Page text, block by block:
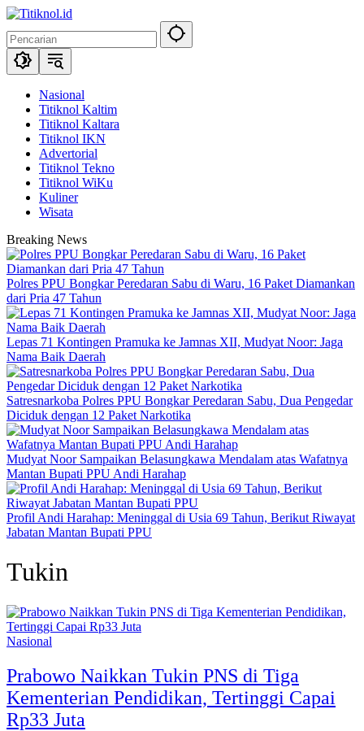
Langsung
konten
Nasional
Titiknol Kaltim
Titiknol Kaltara
Titiknol IKN
Advertorial
Titiknol Tekno
Titiknol WiKu
Kuliner
Wisata
Breaking News
Polres PPU Bongkar Peredaran Sabu di Waru, 16 Paket Diamankan
dari Pria 47 Tahun
Lepas 71 Kontingen Pramuka ke Jamnas XII, Mudyat Noor: Jaga
Nama Baik Daerah
Satresnarkoba Polres PPU Bongkar Peredaran Sabu, Dua Pengedar
Diciduk dengan 12 Paket Narkotika
Mudyat Noor Sampaikan Belasungkawa Mendalam atas Wafatnya
Mantan Bupati PPU Andi Harahap
Profil Andi Harahap: Meninggal di Usia 69 Tahun, Berikut Riwayat
Jabatan Mantan Bupati PPU
Tukin
Nasional
Prabowo Naikkan Tukin PNS di Tiga
Kementerian Pendidikan, Tertinggi Capai
Rp33 Juta